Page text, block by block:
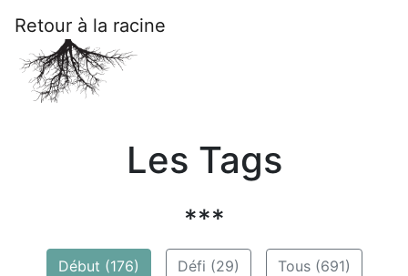
Retour à la racine
Les Tags
***
Début (176) Défi (29) Tous (691)